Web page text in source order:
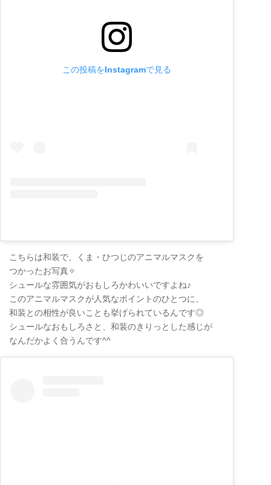
この投稿をInstagramで見る
こちらは和装で、くま・ひつじのアニマルマスクを
つかったお写真✧
シュールな雰囲気がおもしろかわいいですよね♪
このアニマルマスクが人気なポイントのひとつに、
和装との相性が良いことも挙げられているんです◎
シュールなおもしろさと、和装のきりっとした感じが
なんだかよく合うんです^^